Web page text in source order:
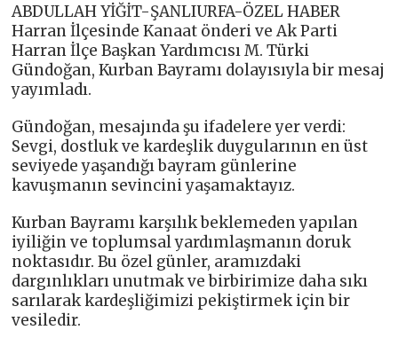
ABDULLAH YİĞİT-ŞANLIURFA-ÖZEL HABER
Harran İlçesinde Kanaat önderi ve Ak Parti
Harran İlçe Başkan Yardımcısı M. Türki
Gündoğan, Kurban Bayramı dolayısıyla bir mesaj
yayımladı.
Gündoğan, mesajında şu ifadelere yer verdi:
Sevgi, dostluk ve kardeşlik duygularının en üst
seviyede yaşandığı bayram günlerine
kavuşmanın sevincini yaşamaktayız.
Kurban Bayramı karşılık beklemeden yapılan
iyiliğin ve toplumsal yardımlaşmanın doruk
noktasıdır. Bu özel günler, aramızdaki
dargınlıkları unutmak ve birbirimize daha sıkı
sarılarak kardeşliğimizi pekiştirmek için bir
vesiledir.